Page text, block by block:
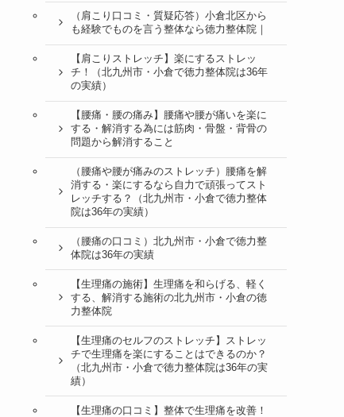
（肩こり口コミ・質疑応答）小倉北区から
も経験でものを言う整体なら徳力整体院｜
【肩こりストレッチ】楽にするストレッ
チ！（北九州市・小倉で徳力整体院は36年
の実績）
【腰痛・腰の痛み】腰痛や腰が痛いを楽に
する・解消する為には筋肉・骨盤・背骨の
問題から解消すること
（腰痛や腰が痛みのストレッチ）腰痛を解
消する・楽にするなら自力で頑張ってスト
レッチする？（北九州市・小倉で徳力整体
院は36年の実績）
（腰痛の口コミ）北九州市・小倉で徳力整
体院は36年の実績
【生理痛の施術】生理痛を和らげる、軽く
する、解消する施術の北九州市・小倉の徳
力整体院
【生理痛のセルフのストレッチ】ストレッ
チで生理痛を楽にすることはできるのか？
（北九州市・小倉で徳力整体院は36年の実
績）
【生理痛の口コミ】整体で生理痛を改善！